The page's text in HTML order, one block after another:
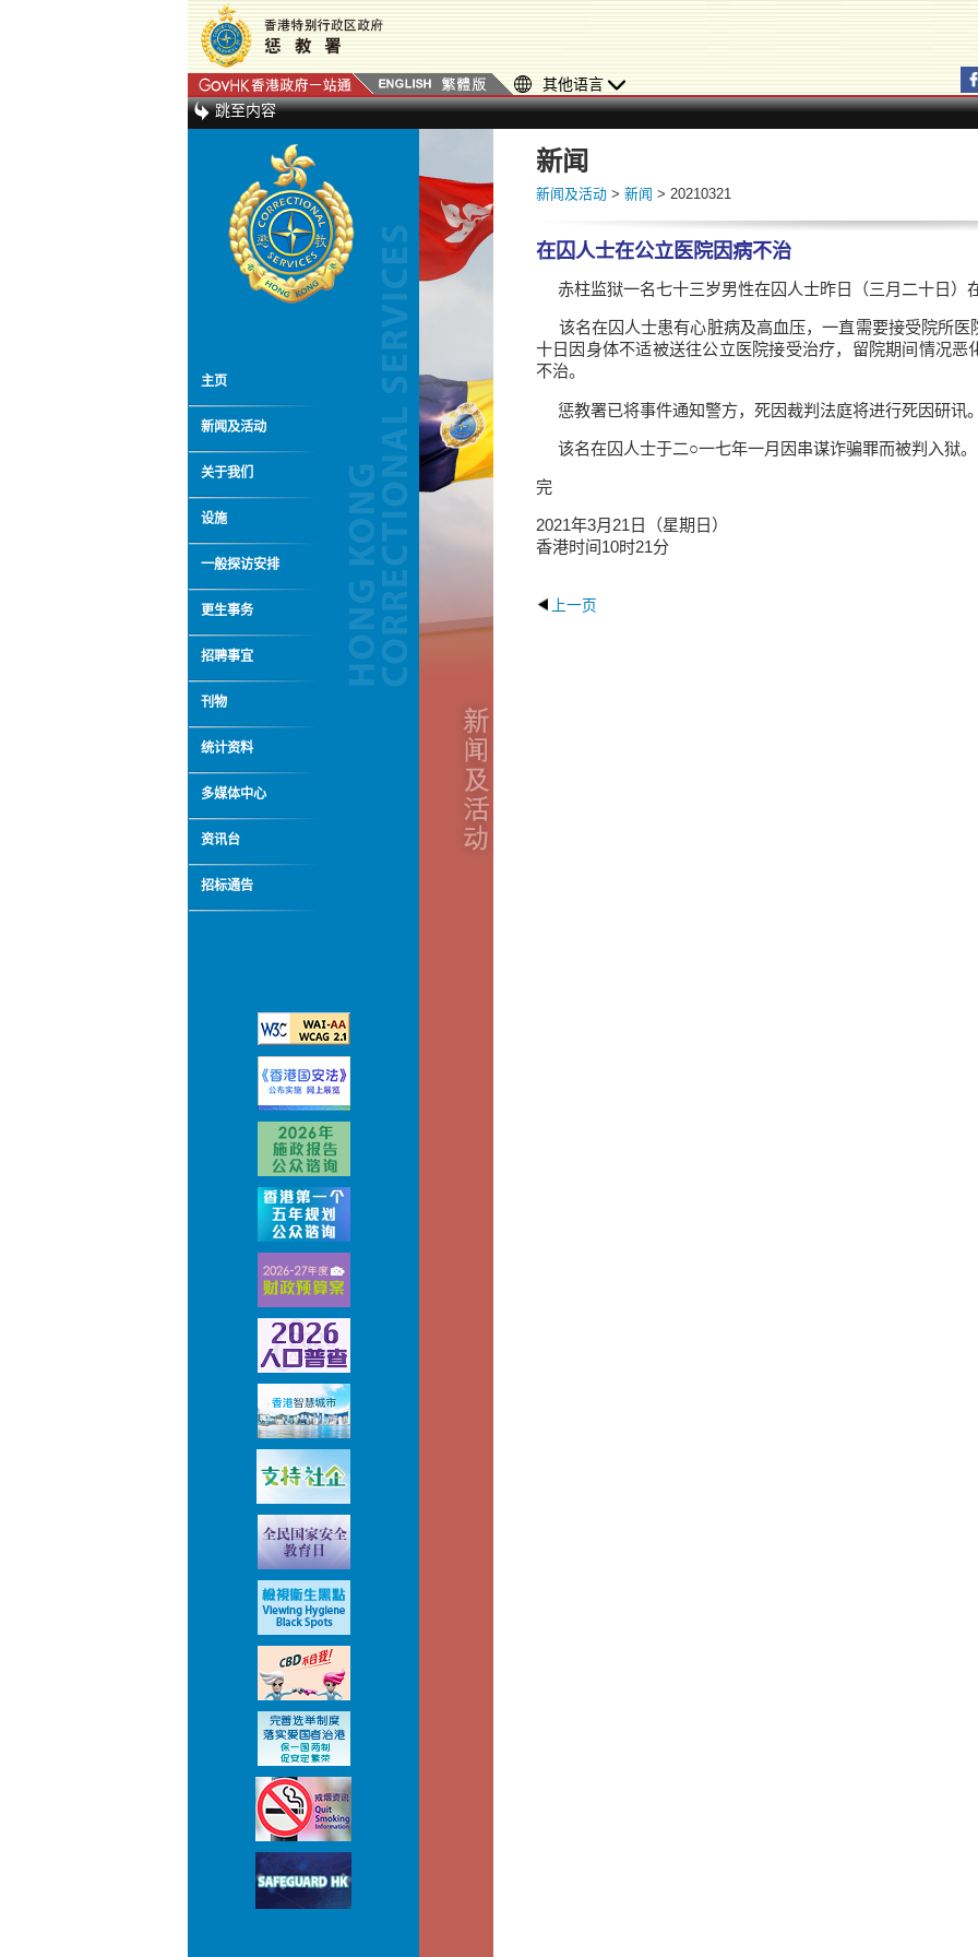
其他语言
跳至内容
主页
新闻及活动
关于我们
设施
一般探访安排
更生事务
招聘事宜
刊物
统计资料
多媒体中心
资讯台
招标通告
新闻
新闻及活动 > 新闻 > 20210321
在囚人士在公立医院因病不治
赤柱监狱一名七十三岁男性在囚人士昨日（三月二十日）
该名在囚人士患有心脏病及高血压，一直需要接受院所医
十日因身体不适被送往公立医院接受治疗，留院期间情况恶
不治。
惩教署已将事件通知警方，死因裁判法庭将进行死因研讯
该名在囚人士于二○一七年一月因串谋诈骗罪而被判入狱。
完
2021年3月21日（星期日）
香港时间10时21分
上一页